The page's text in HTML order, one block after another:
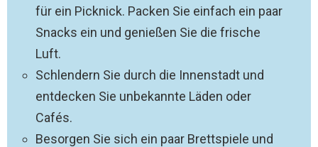
für ein Picknick. Packen Sie einfach ein paar
Snacks ein und genießen Sie die frische
Luft.
Schlendern Sie durch die Innenstadt und
entdecken Sie unbekannte Läden oder
Cafés.
Besorgen Sie sich ein paar Brettspiele und